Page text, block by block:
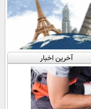
آخرین اخبار